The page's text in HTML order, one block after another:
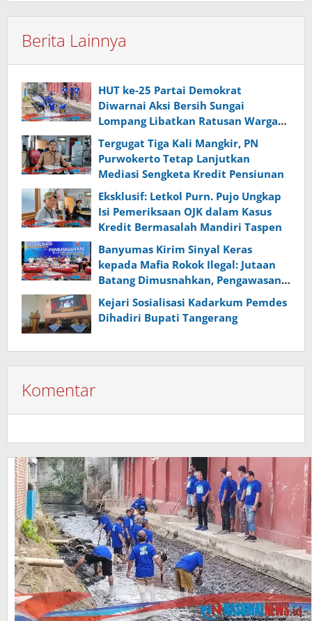
Berita Lainnya
HUT ke-25 Partai Demokrat
Diwarnai Aksi Bersih Sungai
Lompang Libatkan Ratusan Warga
Tergugat Tiga Kali Mangkir, PN
Purwokerto Tetap Lanjutkan
Mediasi Sengketa Kredit Pensiunan
Eksklusif: Letkol Purn. Pujo Ungkap
Isi Pemeriksaan OJK dalam Kasus
Kredit Bermasalah Mandiri Taspen
Banyumas Kirim Sinyal Keras
kepada Mafia Rokok Ilegal: Jutaan
Batang Dimusnahkan, Pengawasan
Diperketat
Kejari Sosialisasi Kadarkum Pemdes
Dihadiri Bupati Tangerang
Komentar